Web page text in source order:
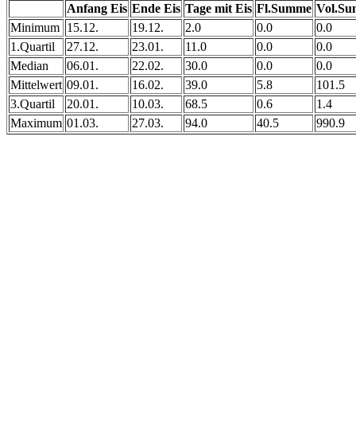
Anfang Eis Ende Eis Tage mit Eis Fl.Summe
Minimum 15.12. 19.12. 2.0 0.0
0.0
1.Quartil
27.12. 23.01. 11.0 0.0
0.0
Median
06.01. 22.02. 30.0 0.0
0.0
Mittelwert 09.01. 16.02. 39.0 5.8
101.5
3.Quartil
20.01. 10.03. 68.5 0.6
1.4
Maximum 01.03. 27.03. 94.0 40.5 990.9